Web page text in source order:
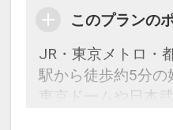
このプランの
JR・東京メトロ・
駅から徒歩約5分の
東京ドームや日本